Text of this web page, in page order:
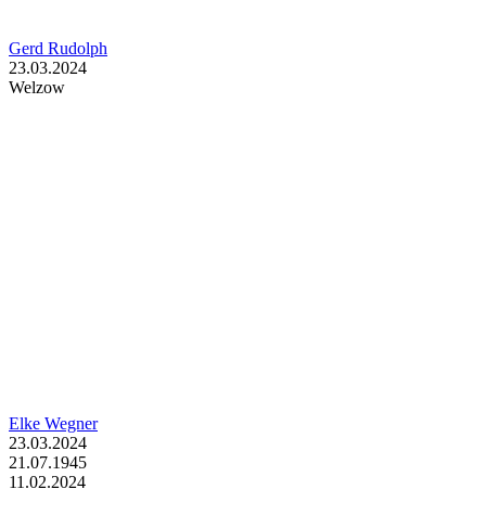
Gerd Rudolph
23.03.2024
Welzow
Elke Wegner
23.03.2024
21.07.1945
11.02.2024